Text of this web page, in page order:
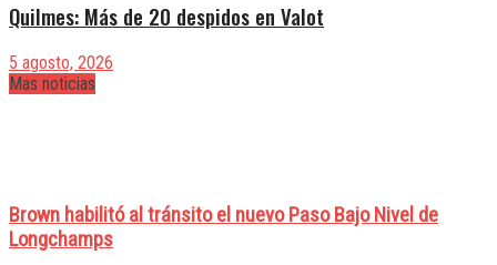
Quilmes: Más de 20 despidos en Valot
5 agosto, 2026
Mas noticias
Brown habilitó al tránsito el nuevo Paso Bajo Nivel de
Longchamps